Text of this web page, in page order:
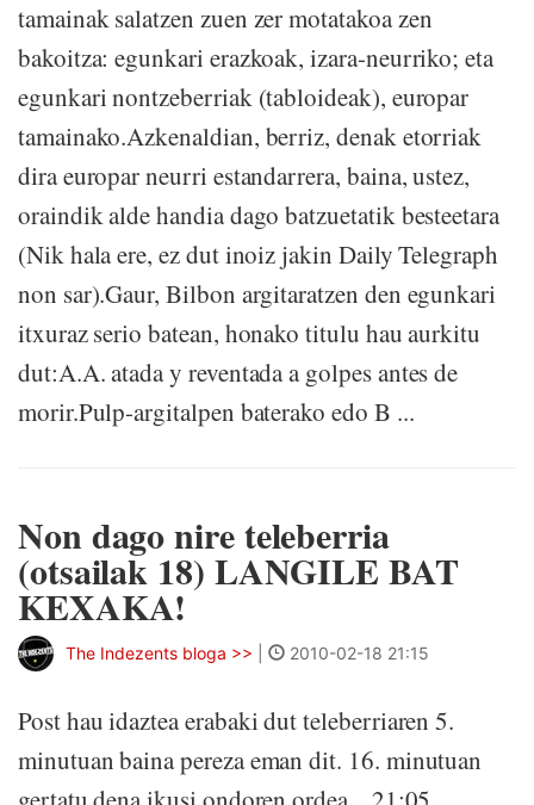
tamainak salatzen zuen zer motatakoa zen
bakoitza: egunkari erazkoak, izara-neurriko; eta
egunkari nontzeberriak (tabloideak), europar
tamainako.Azkenaldian, berriz, denak etorriak
dira europar neurri estandarrera, baina, ustez,
oraindik alde handia dago batzuetatik besteetara
(Nik hala ere, ez dut inoiz jakin Daily Telegraph
non sar).Gaur, Bilbon argitaratzen den egunkari
itxuraz serio batean, honako titulu hau aurkitu
dut:A.A. atada y reventada a golpes antes de
morir.Pulp-argitalpen baterako edo B ...
Non dago nire teleberria
(otsailak 18) LANGILE BAT
KEXAKA!
The Indezents bloga >> 2010-02-18 21:15
Post hau idaztea erabaki dut teleberriaren 5.
minutuan baina pereza eman dit. 16. minutuan